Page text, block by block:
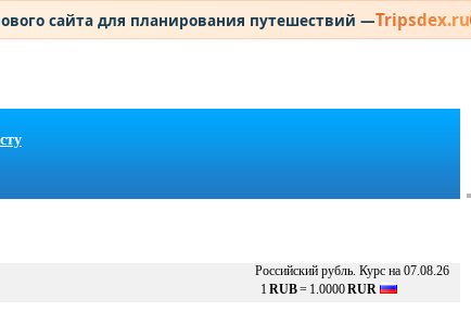
сайта для планирования путешествий —Tripsdex.ru
Российский рубль. Курс на 07.08.26
1 RUB= 1.0000RUR